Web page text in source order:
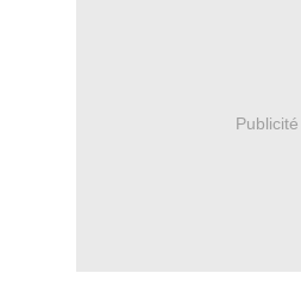
Publicité